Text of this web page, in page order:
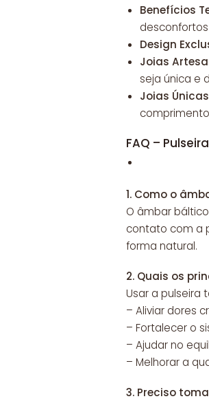
Benefícios
Design
Joias
seja única e
Joias Únicas
FAQ –
1. Como o
O âmbar
contato com a
forma natural.
2. Quais os
Usar a pulseira
– Aliviar dores
– Fortalecer o
– Ajudar no
– Melhorar a
3. Preciso